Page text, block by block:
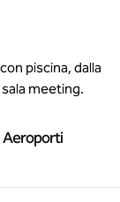
piscina, dalla
meeting.
Aeroporti